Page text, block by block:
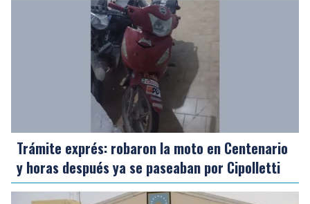
Trámite exprés: robaron la moto en Centenario
y horas después ya se paseaban por Cipolletti